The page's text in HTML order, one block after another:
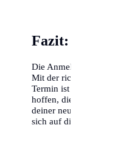
Fazit: Ein
Die Anmeldung in
Mit der richtigen
Termin ist die Sache in
hoffen, dieser Guide
deiner neuen Heimat
sich auf dich!